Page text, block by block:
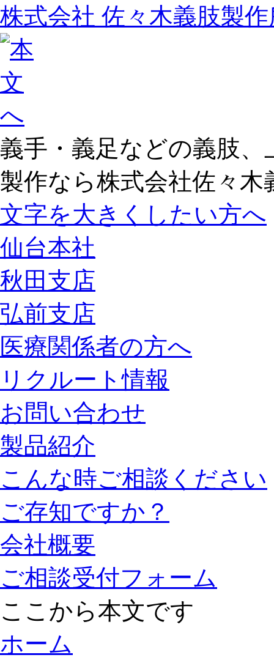
株式会社 佐々木義肢製作
義手・義足などの義肢
製作なら株式会社佐々木
文字を大きくしたい方へ
仙台本社
秋田支店
弘前支店
医療関係者の方へ
リクルート情報
お問い合わせ
製品紹介
こんな時ご相談ください
ご存知ですか？
会社概要
ご相談受付フォーム
ここから本文です
ホーム